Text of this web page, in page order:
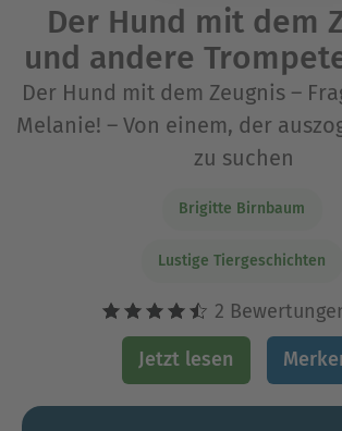
Der Hund mit dem
und andere
Der Hund mit dem Zeugnis –
Melanie! – Von einem, der
zu suchen
Brigitte Birnbaum
Lustige Tiergeschichten
2
Jetzt lesen